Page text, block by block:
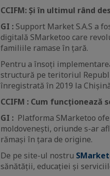
CCIFM: Și în ultimul rând
GI : Support Market S.A.S a
digitală SMarketoo care
familiile ramase în țară.
Pentru a însoți
structură pe teritoriul
înregistrată în 2019 la
CCIFM : Cum funcționează
GI : Platforma SMarketoo
moldovenești, oriunde s-ar
rămași în țara de origine.
De pe site-ul nostru
sănătății, educației și